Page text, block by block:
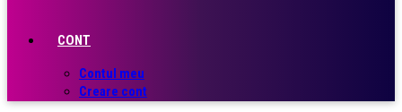
CONT
Contul meu
Creare cont